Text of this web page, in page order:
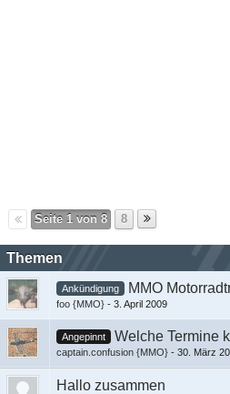
Seite 1 von 8 8
Themen
Ankündigung MMO
foo {MMO} - 3. April 2009
Angepinnt Welche Termine
captain.confusion {MMO} - 30. März
​Hallo zusammen